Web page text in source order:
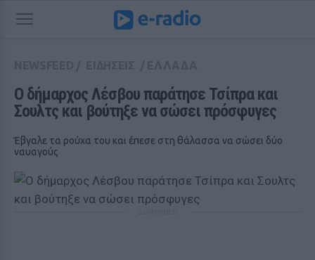
Ο δήμαρχος Λέσβου παράτησε Τσίπρα και
Σουλτς και βούτηξε να σώσει πρόσφυγες
Έβγαλε τα ρούχα του και έπεσε στη θάλασσα να σώσει δύο
ναυαγούς